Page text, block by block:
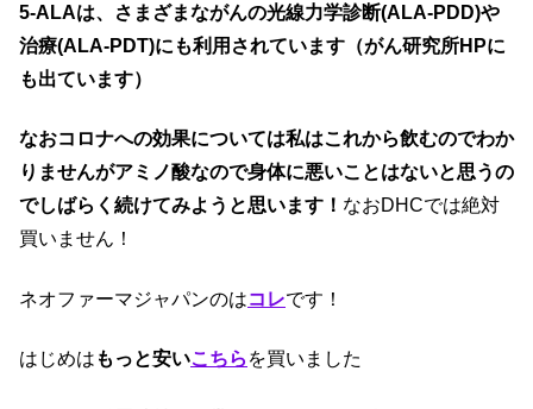
5-ALAは、さまざまながんの光線力学診断(ALA-PDD)や
治療(ALA-PDT)にも利用されています（がん研究所HPに
も出ています）
なおコロナへの効果については私はこれから飲むのでわか
りませんがアミノ酸なので身体に悪いことはないと思うの
でしばらく続けてみようと思います！ なおDHCでは絶対
買いません！
ネオファーマジャパンのはコレです！
はじめは もっと安いこちら を買いました